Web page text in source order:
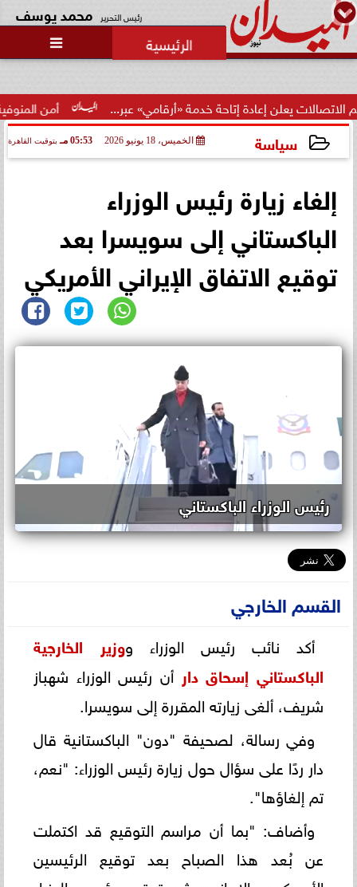
رئيس التحرير محمد يوسف

أمن المنوفية يكشف إعادة إتاحة خدمة «أرقامي» عبر...
سياسة الخميس، 18 يونيو 2026 05:53 مـ بتوقيت القاهرة
إلغاء زيارة رئيس الوزراء
الباكستاني إلى سويسرا بعد
توقيع الاتفاق الإيراني الأمريكي
رئيس الوزراء الباكستاني
القسم الخارجي
أكد نائب رئيس الوزراء ووزير الخارجية
الباكستاني إسحاق دار أن رئيس الوزراء شهباز
شريف، ألغى زيارته المقررة إلى سويسرا.
وفي رسالة، لصحيفة "دون" الباكستانية قال
دار ردًا على سؤال حول زيارة رئيس الوزراء: "نعم،
تم إلغاؤها".
وأضاف: "بما أن مراسم التوقيع قد اكتملت
عن بُعد هذا الصباح بعد توقيع الرئيسين